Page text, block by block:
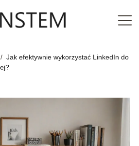
/ Jak efektywnie wykorzystać LinkedIn do